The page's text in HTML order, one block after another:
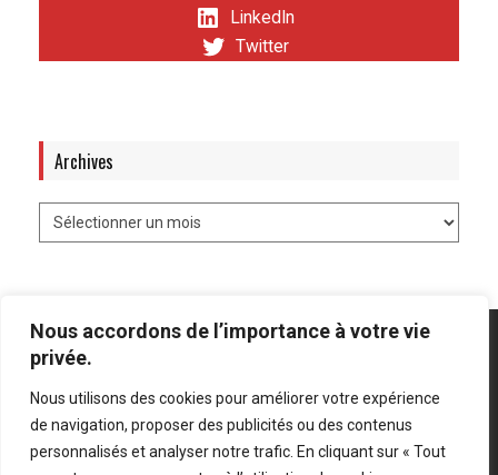
Nous accordons de l’importance à votre vie
privée.
Nous utilisons des cookies pour améliorer votre expérience
de navigation, proposer des publicités ou des contenus
personnalisés et analyser notre trafic. En cliquant sur « Tout
LinkedIn
Twitter
Archives
Mentions légales Politique de confidentialité